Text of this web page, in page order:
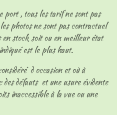
port , tous les tarif ne sont pas
photos ne sont pas contractuel
stock soit ou en meilleur état
est le plus haut.
d occasion et où à
défauts et une usure évidente
inaccessible à la vue ou une